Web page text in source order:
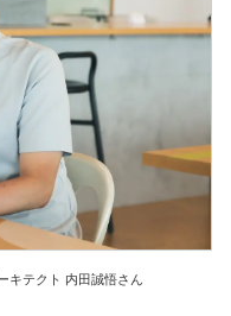
キテクト 内田誠悟さん